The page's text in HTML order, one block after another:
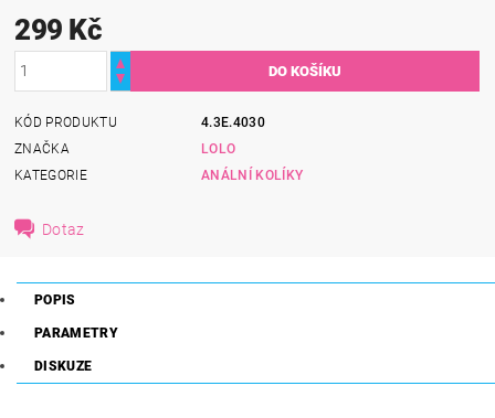
299 Kč
KÓD PRODUKTU
4.3E.4030
ZNAČKA
LOLO
KATEGORIE
ANÁLNÍ KOLÍKY
Dotaz
POPIS
PARAMETRY
DISKUZE